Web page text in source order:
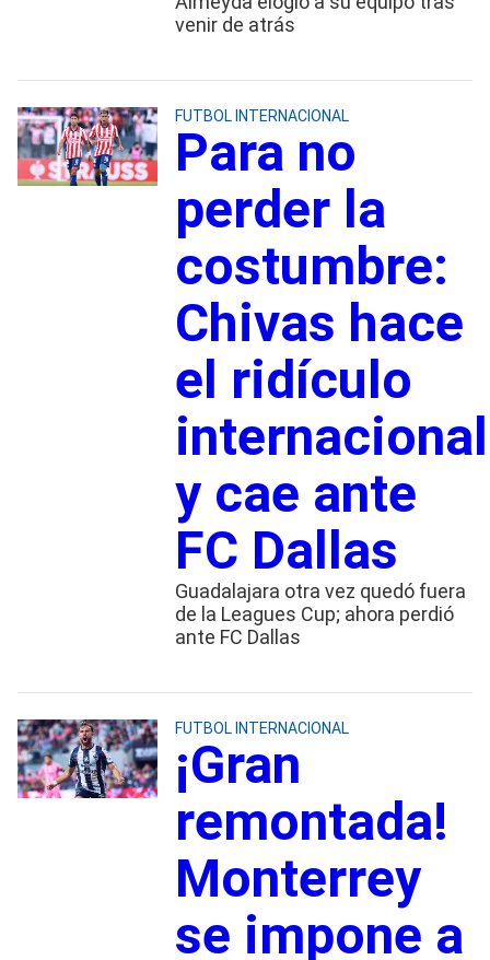
venir de atrás
FUTBOL INTERNACIONAL
Para no
perder la
costumbre:
Chivas hace
el ridículo
internacional
y cae ante
FC Dallas
Guadalajara otra vez quedó fuera
de la Leagues Cup; ahora perdió
ante FC Dallas
FUTBOL INTERNACIONAL
¡Gran
remontada!
Monterrey
se impone a